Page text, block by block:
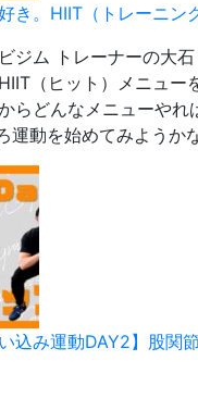
き。HIIT（トレーニン
ジム トレーナーの大
（ヒット）メニュー
らどんなメニューや
運動を始めてみようか
込み運動DAY2】股関